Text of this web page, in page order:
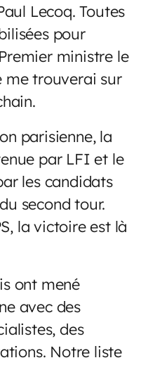
Lecoq. Toutes
pour
ministre le
me trouverai sur
parisienne, la
par LFI et le
les candidats
second tour.
la victoire est là
ont mené
avec des
des
Notre liste